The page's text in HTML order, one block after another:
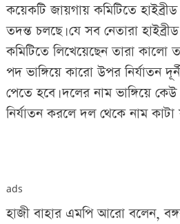
কয়েকটি জায়গায় কমিটিতে
তদন্ত চলছে। যে সব নেতারা
কমিটিতে লিখেয়েছেন তারা কালো
পদ ভাঙ্গিয়ে কারো উপর নির্যাতন
পেতে হবে। দলের নাম ভাঙ্গিয়ে
নির্যাতন করলে দল থেকে নাম কাটা
ads
হাজী বাহার এমপি আরো বলেন,